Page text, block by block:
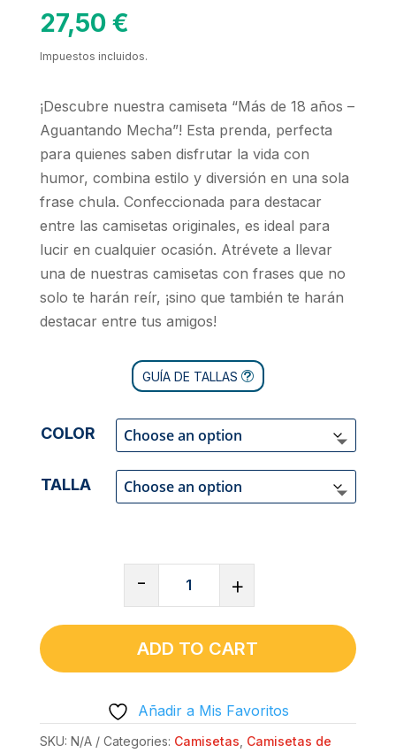
27,50 €
Impuestos incluidos.
¡Descubre nuestra camiseta “Más de 18 años –
Aguantando Mecha”! Esta prenda, perfecta
para quienes saben disfrutar la vida con
humor, combina estilo y diversión en una sola
frase chula. Confeccionada para destacar
entre las camisetas originales, es ideal para
lucir en cualquier ocasión. Atrévete a llevar
una de nuestras camisetas con frases que no
solo te harán reír, ¡sino que también te harán
destacar entre tus amigos!
GUÍA DE TALLAS
COLOR
TALLA
-
TIRANTES
UNISEX
PRÉMIUM
-
AGUANTANDO
+
ADD TO CART
Añadir a Mis Favoritos
SKU: N/A Categories: Camisetas Camisetas de